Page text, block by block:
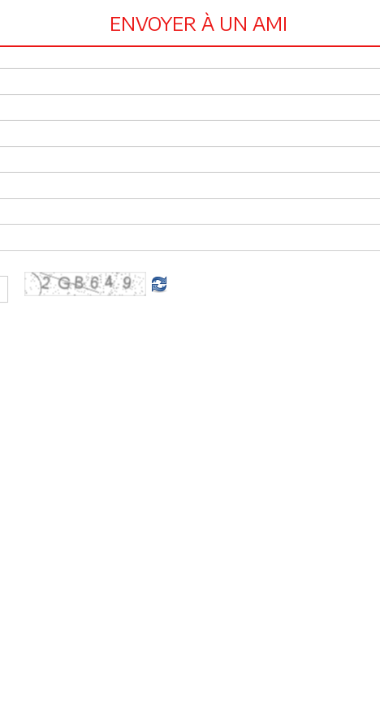
ENVOYER À UN AMI